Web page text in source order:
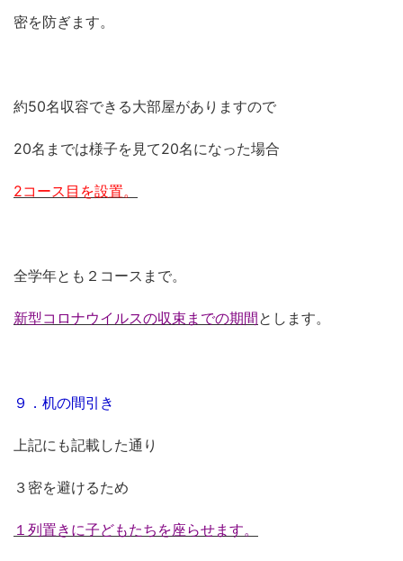
密を防ぎます。
約50名収容できる大部屋がありますので
20名までは様子を見て20名になった場合
2コース目を設置。
全学年とも２コースまで。
新型コロナウイルスの収束までの期間とします。
９．机の間引き
上記にも記載した通り
３密を避けるため
１列置きに子どもたちを座らせます。